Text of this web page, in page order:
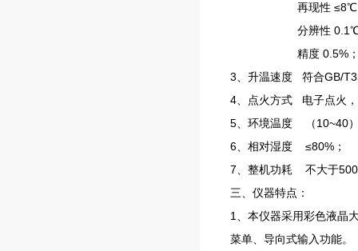
再现性 ≤8℃
分辨性 0.1℃
精度 0.5%
3、升温速度 符合GB/
4、点火方式 电子点火
5、环境温度 （10~40
6、相对湿度 ≤80%；
7、整机功耗 不大于
三、仪器特点：
1、本仪器采用彩色液晶
菜单、导向式输入功能。